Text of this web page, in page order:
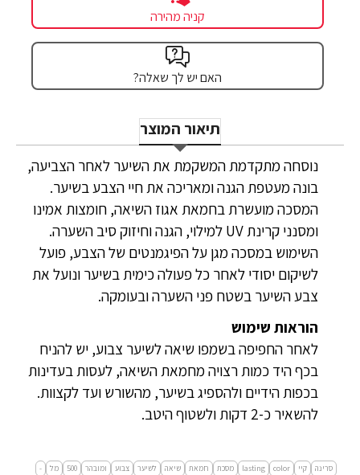
קניה מהירה
האם יש לך שאלה?
תיאור המוצר
נוסחה מתקדמת המשקמת את השיער לאחר הצביעה,
בונה מעטפת הגנה ומאריכה את חיי הצבע בשיער.
המסכה מועשרת בחמאת אגוז השיאה, חומצות אמינו
ומסנני קרינת UV למילוי, הגנה וחיזוק סיב השערה.
השימוש במסכה מגן על הפיגמנטים של הצבע, פועל
לשיקום יסודי לאחר כל פעולה כימית בשיער ונועל את
צבע השיער בשטח פני השערה ובעומקה.
הוראות שימוש
לאחר החפיפה בשמפו שיאה לשיער צבוע, יש להניח
בכף היד כמות רצויה מחמאת השיאה, לעסות בעדינות
בכפות הידיים ולהספיג בשיער, מהשורש ועד לקצוות.
להשאיר כ-2 דקות ולשטוף היטב.
סרינה קיי color
lasting מסכת חמאת שיאה לשיער צבוע ומובהר 500 מל -